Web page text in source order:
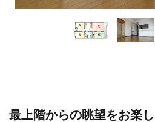
最上階からの眺望をお楽し